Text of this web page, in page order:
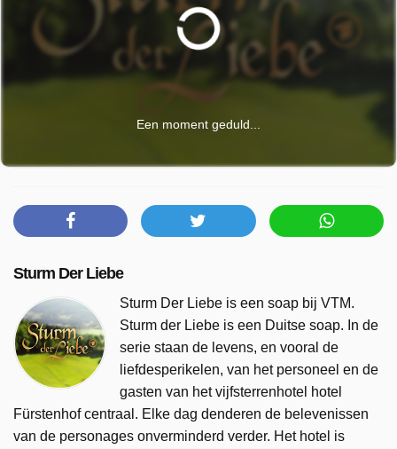
Een moment geduld...
Sturm Der Liebe
Sturm Der Liebe is een soap bij VTM.
Sturm der Liebe is een Duitse soap. In de
serie staan de levens, en vooral de
liefdesperikelen, van het personeel en de
gasten van het vijfsterrenhotel hotel
Fürstenhof centraal. Elke dag denderen de belevenissen
van de personages onverminderd verder. Het hotel is